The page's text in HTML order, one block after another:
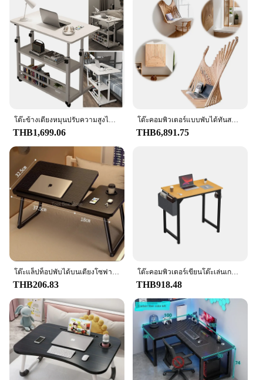
furniture that is not only aesthetically pleasing but
also highly functional. Its modern design and sleek
lines make it an excellent addition to any home or
office setting. The rectangular shape provides
ample space for your computer setup, while the
robust MDF material ensures durability and
longevity. The desk's weight capacity of 100kg
allows for the placement of a computer tower,
monitor, and other accessories without any
**Tailored for Organization**
Organization is key in any workspace, and the tabel
โต๊ะ คอมพิวเตอร์ is designed to help you stay
clutter-free. The inclusion of four cable
management holes is a thoughtful feature that
allows you to keep your cables neatly organized,
enhancing the overall look of your desk. This
attention to detail makes it a standout piece for both
personal and professional use.
**Suitable for Various Environments**
Whether you're looking to furnish a home office, a
study area, or a workspace in a shared living space,
dimensions of 120cm x 60cm make it a suitable fit
for various environments, while the lightweight
nature of the desk allows for easy repositioning if
needed. With its modern design and practical
features, this desk is an excellent choice for both
personal and commercial use.
โต๊ะข้างเตียงหมุนปรับความสูงได้พร้อมล้อหมุนโต๊ะชั้นวางของโต๊ะแล็ปท็อปไม้หลายชั้นเก็บของ
THB1,699.06
โต๊ะคอมพิวเตอร์แบบพับได้ทันสมัยตั้งโต๊ะแบบมองไม่เห็นไม้เนื้อแข็งโต๊ะพับที่แขวนผนังสุดสร้างสรรค์
THB6,891.75
โต๊ะแล็ปท็อปพับได้บนเตียงโซฟาแล็ปท็อปโต๊ะคอมพิวเตอร์ปรับได้ยกกระดานโต๊ะขี้เกียจพร้อมที่วางถ้วย
THB206.83
โต๊ะคอมพิวเตอร์เขียนโต๊ะเล่นเกมออฟฟิศทันสมัยสไตล์เรียบง่ายกระทัดรัดพร้อมกระเป๋าข้างที่เกี่ยวหูฟังประกอบง่าย
THB918.48